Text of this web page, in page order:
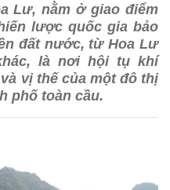
Lư, nằm ở giao điểm
lược quốc gia bảo
đất nước, từ Hoa Lư
là nơi hội tụ khí
vị thế của một đô thị
phố toàn cầu.